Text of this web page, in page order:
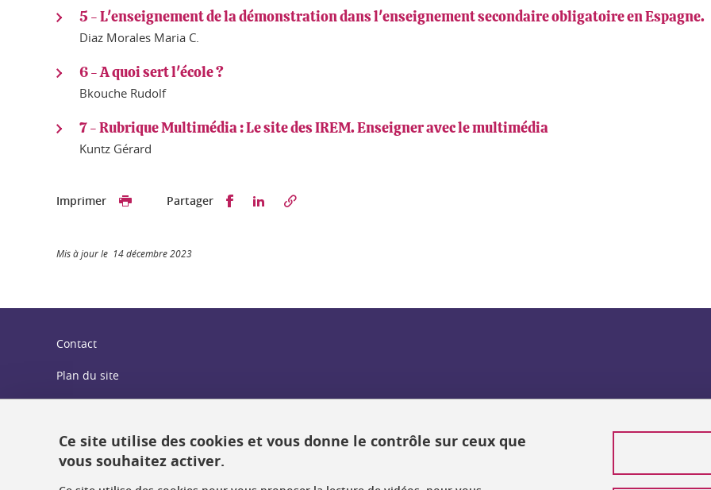
5 - L'enseignement de la démonstration dans l'enseignement secondaire obligatoire en Espagne.
Diaz Morales Maria C.
6 - A quoi sert l'école ?
Bkouche Rudolf
7 - Rubrique Multimédia : Le site des IREM. Enseigner avec le multimédia
Kuntz Gérard
Imprimer Partager Partager sur Facebook
Partager sur LinkedIn
Mis à jour le 14 décembre 2023
Contact
Plan du site
Mentions légales
Données personnelles : politique de confidentialité
Ce site utilise des cookies et vous donne le contrôle sur ceux que
vous souhaitez activer.